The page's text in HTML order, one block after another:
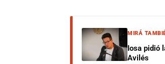
MIRÁ
Iosa pidió
Avilés